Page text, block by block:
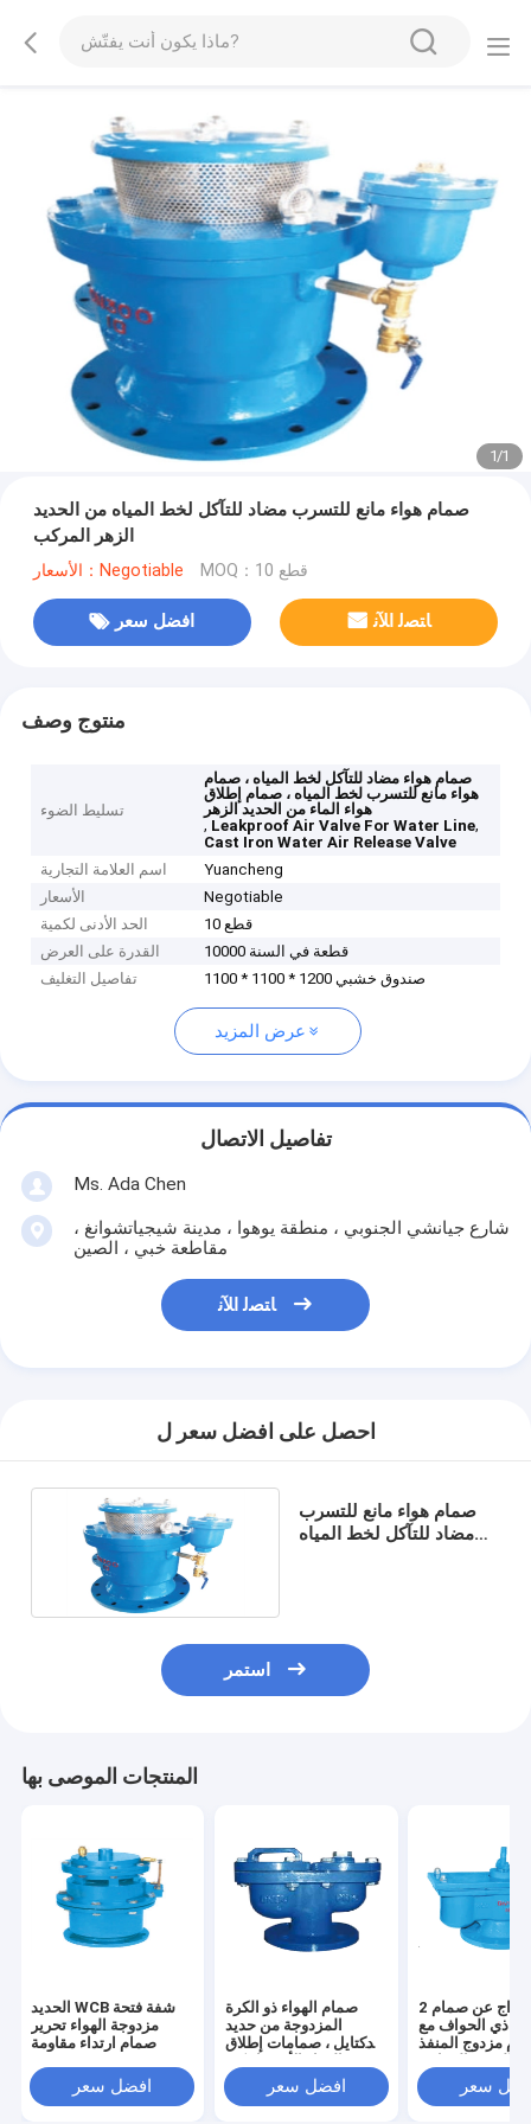
1/1
صمام هواء مانع للتسرب مضاد للتآكل لخط المياه من الحديد
الزهر المركب
الأسعار：Negotiable MOQ：10 قطع
افضل سعر ﺎﺘﺼﻟ ﺍﻶﻧ
منتوج وصف
تسليط الضوء
صمام هواء مضاد للتآكل لخط المياه ، صمام
هواء مانع للتسرب لخط المياه ، صمام إطلاق
هواء الماء من الحديد الزهر
, Leakproof Air Valve For Water Line,
Cast Iron Water Air Release Valve
اسم العلامة التجارية
Yuancheng
الأسعار
Negotiable
الحد الأدنى لكمية
10 قطع
القدرة على العرض
10000 قطعة في السنة
تفاصيل التغليف
صندوق خشبي 1200 * 1100 * 1100
عرض المزيد
تفاصيل الاتصال
Ms. Ada Chen
شارع جيانشي الجنوبي ، منطقة يوهوا ، مدينة شيجياتشوانغ ،
مقاطعة خبي ، الصين
ﺎﺘﺼﻟ ﺍﻶﻧ
احصل على افضل سعر ل
صمام هواء مانع للتسرب
مضاد للتآكل لخط المياه
استمر
المنتجات الموصى بها
الحديد WCB شفة فتحة
مزدوجة الهواء تحرير
صمام ارتداء مقاومة
افضل سعر
صمام الهواء ذو ​​الكرة
المزدوجة من حديد
الدكتايل ، صمامات إطلاق
افضل سعر
2 بوصة الافراج عن صمام
ذي الحواف مع
مزدوج المنفذ
سعر